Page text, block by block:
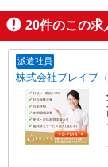
20件のこの求
派遣社員
株式会社ブレイブ